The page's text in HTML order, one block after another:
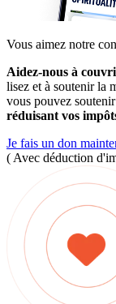
Vous aimez notre
Aidez-nous à
lisez et à soutenir la
vous pouvez soutenir
réduisant vos
Je fais un don
( Avec déduction